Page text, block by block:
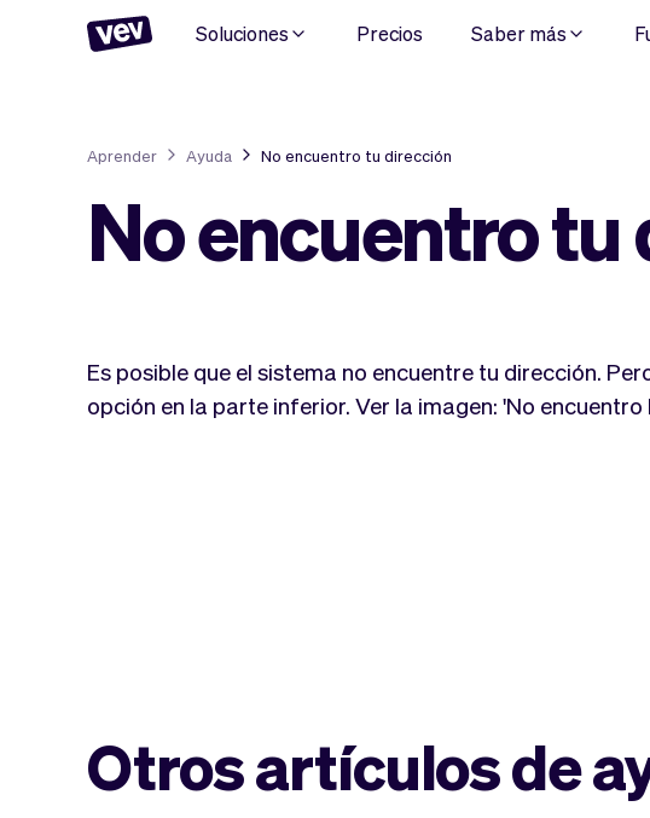
Soluciones Precios Saber más
Aprender Ayuda No encuentro tu dirección
No encuentro tu
Es posible que el sistema no encuentre tu dirección.
opción en la parte inferior. Ver la imagen: 'No encuentro
Otros artículos de